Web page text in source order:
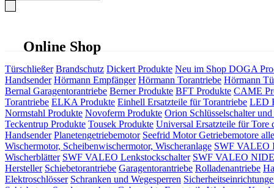
Online Shop
Türschließer Brandschutz Dickert Produkte Neu im Shop DOGA
Handsender Hörmann Empfänger Hörmann Torantriebe Hörmann
Bernal Garagentorantriebe Berner Produkte BFT Produkte CAME
Torantriebe ELKA Produkte Einhell Ersatzteile für Torantriebe LED
Normstahl Produkte Novoferm Produkte Orion Schlüsselschalter und
Teckentrup Produkte Tousek Produkte Universal Ersatzteile für Tore
Handsender Planetengetriebemotor Seefrid Motor Getriebemotore
Wischermotor, Scheibenwischermotor, Wischeranlage SWF VALEO
Wischerblätter SWF VALEO Lenkstockschalter SWF VALEO
Hersteller Schiebetorantriebe Garagentorantriebe Rolladenantriebe
Elektroschlösser Schranken und Wegesperren